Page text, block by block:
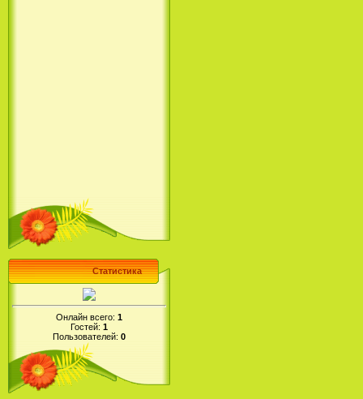
Статистика
Онлайн всего: 1
Гостей: 1
Пользователей: 0